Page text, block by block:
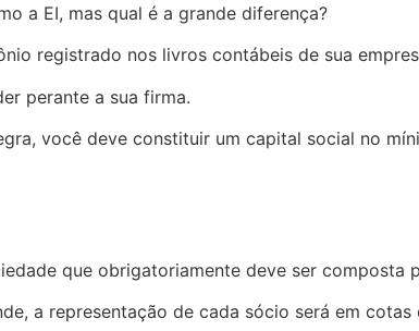
a EI, mas qual é a grande diferença?
registrado nos livros contábeis de sua
perante a sua firma.
você deve constituir um capital social no
que obrigatoriamente deve ser composta
a representação de cada sócio será em